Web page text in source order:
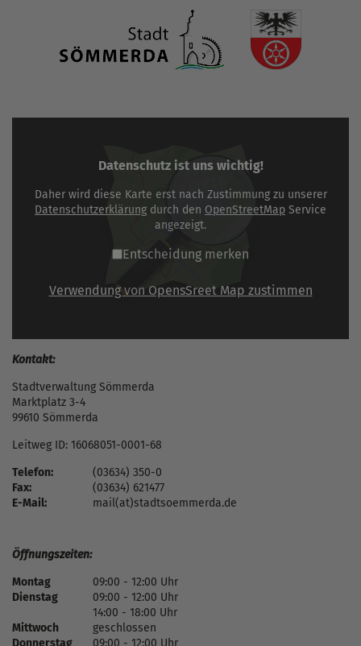
Datenschutz ist uns wichtig!
Daher wird diese Karte erst nach Zustimmung zu unserer
Datenschutzerklärung durch den OpenStreetMap Service
angezeigt.
Entscheidung merken
Verwendung von OpensSreet Map zustimmen
Kontakt:
Stadtverwaltung Sömmerda
Marktplatz 3-4
99610 Sömmerda
Leitweg ID: 16068051-0001-68
Telefon:
(03634) 350-0
Fax:
(03634) 621477
E-Mail:
mail(at)stadtsoemmerda.de
Öffnungszeiten:
Montag
09:00 - 12:00 Uhr
Dienstag
09:00 - 12:00 Uhr
14:00 - 18:00 Uhr
Mittwoch
geschlossen
Donnerstag
09:00 - 12:00 Uhr